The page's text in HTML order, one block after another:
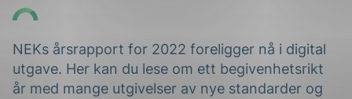
NEKs årsrapport for 2022 foreligger nå i digital
utgave. Her kan du lese om ett begivenhetsrikt
år med mange utgivelser av nye standarder og